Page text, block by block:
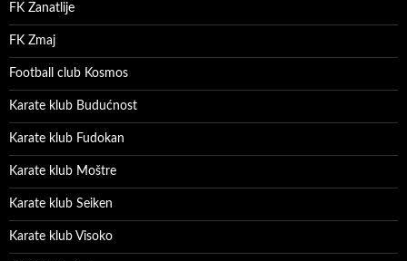
FK Zanatlije
FK Zmaj
Football club Kosmos
Karate klub Budućnost
Karate klub Fudokan
Karate klub Moštre
Karate klub Seiken
Karate klub Visoko